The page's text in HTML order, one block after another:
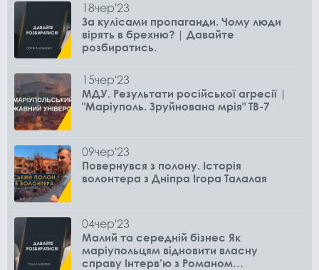
18чер'23
За кулісами пропаганди. Чому люди
вірять в брехню? | Давайте
розбиратись.
15чер'23
МДУ. Результати російської агресії |
"Маріуполь. Зруйнована мрія" ТВ-7
09чер'23
Повернувся з полону. Історія
волонтера з Дніпра Ігора Талалая
04чер'23
Малий та середній бізнес Як
маріупольцям відновити власну
справу Інтерв’ю з Романом